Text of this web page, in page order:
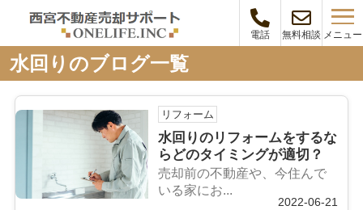
電話 無料相談 メニュー
水回りのブログ一覧
リフォーム
水回りのリフォームをするな
らどのタイミングが適切？
売却前の不動産や、今住んで
いる家にお...
2022-06-21